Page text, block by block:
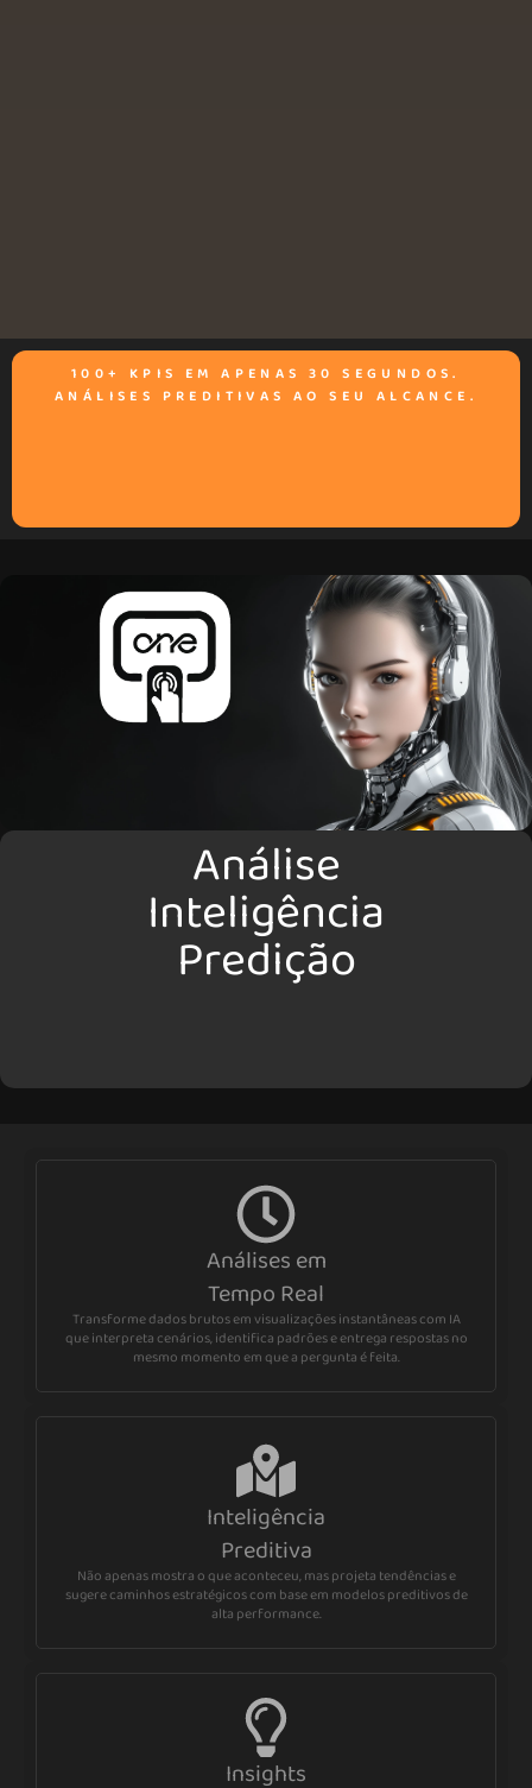
100+ KPIS EM APENAS 30 SEGUNDOS.
ANÁLISES PREDITIVAS AO SEU ALCANCE.
Análise
Inteligência
Predição
Análises em
Tempo Real
Transforme dados brutos em visualizações instantâneas com IA
que interpreta cenários, identifica padrões e entrega respostas no
mesmo momento em que a pergunta é feita.
Inteligência
Preditiva
Não apenas mostra o que aconteceu, mas projeta tendências e
sugere caminhos estratégicos com base em modelos preditivos de
alta performance.
Insights